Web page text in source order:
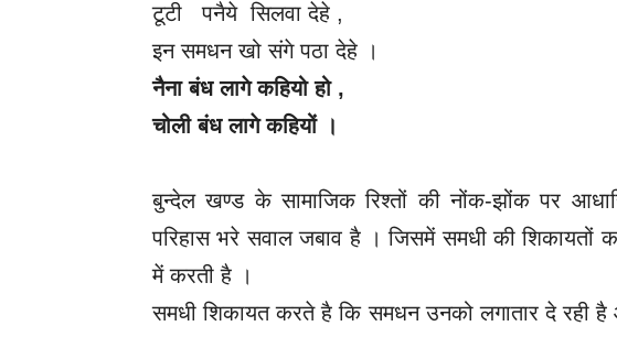
टूटी पनैये सिलवा देहे ,
इन समधन खो संगे पठा देहे ।
नैना बंध लागे कहियो हो ,
चोली बंध लागे कहियों ।
बुन्देल खण्ड के सामाजिक रिश्तों की नोंक-झोंक पर
परिहास भरे सवाल जबाव है । जिसमें समधी की शिकायतों
में करती है ।
समधी शिकायत करते है कि समधन उनको लगातार दे रही है